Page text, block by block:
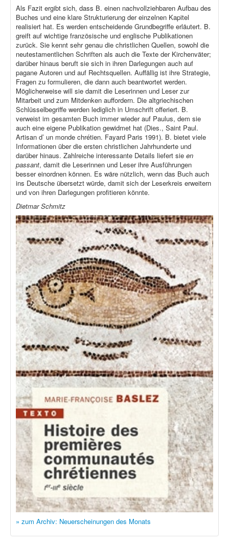
Als Fazit ergibt sich, dass B. einen nachvollziehbaren Aufbau des
Buches und eine klare Strukturierung der einzelnen Kapitel
realisiert hat. Es werden entscheidende Grundbegriffe erläutert. B.
greift auf wichtige französische und englische Publikationen
zurück. Sie kennt sehr genau die christlichen Quellen, sowohl die
neutestamentlichen Schriften als auch die Texte der Kirchenväter;
darüber hinaus beruft sie sich in ihren Darlegungen auch auf
pagane Autoren und auf Rechtsquellen. Auffällig ist ihre Strategie,
Fragen zu formulieren, die dann auch beantwortet werden.
Möglicherweise will sie damit die Leserinnen und Leser zur
Mitarbeit und zum Mitdenken auffordern. Die altgriechischen
Schlüsselbegriffe werden lediglich in Umschrift offeriert. B.
verweist im gesamten Buch immer wieder auf Paulus, dem sie
auch eine eigene Publikation gewidmet hat (Dies., Saint Paul.
Artisan d’ un monde chrétien. Fayard Paris 1991). B. bietet viele
Informationen über die ersten christlichen Jahrhunderte und
darüber hinaus. Zahlreiche interessante Details liefert sie en
passant, damit die Leserinnen und Leser ihre Ausführungen
besser einordnen können. Es wäre nützlich, wenn das Buch auch
ins Deutsche übersetzt würde, damit sich der Leserkreis erweitern
und von ihren Darlegungen profitieren könnte.
Dietmar Schmitz
» zum Archiv: Neuerscheinungen des Monats